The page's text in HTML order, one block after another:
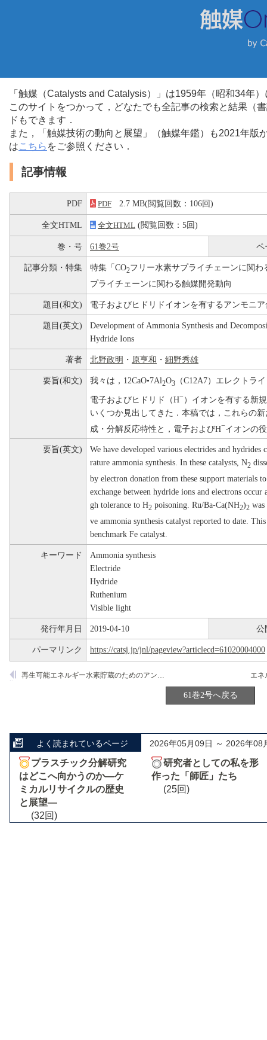
「触媒（Catalysts and Catalysis）」は1959年（昭和34年
このサイトをつかって，どなたでも全記事の検索と結果（
ドもできます．
また，「触媒技術の動向と展望」（触媒年鑑）も2021年
はこちら をご参照ください．
記事情報
PDF PDF 2.7 MB(閲覧回数：106回)
全文HTML 全文HTML (閲覧回数：5回)
巻・号 61巻2号 ペ
記事分類・特集 特集「CO2フリー水素サプライチェーンに関わ
プライチェーンに関わる触媒開発動向
題目(和文) 電子およびヒドリドイオンを有するアンモニ
題目(英文)
Development of Ammonia Synthesis and
Hydride Ions
著者 北野政明 ・ 原亨和 ・ 細野秀雄
要旨(和文) 我々は，12CaO•7Al2O3 （C12A7）エレクトラ
電子およびヒドリド（H− ）イオンを有する新
いくつか見出してきた．本稿では，これらの
成・分解反応特性と，電子およびH−イオンの
要旨(英文)
We have developed various electrides and
rature ammonia synthesis. In these catalysts, N2
by electron donation from these support materials
exchange between hydride ions and electrons
gh tolerance to H2 poisoning. Ru/Ba-Ca(NH2)2
ve ammonia synthesis catalyst reported to date.
benchmark Fe catalyst.
キーワード
Ammonia synthesis
Electride
Hydride
Ruthenium
Visible light
発行年月日 2019-04-10 公
パーマリンク https://catsj.jp/jnl/pageview?articlecd=61020004000
再生可能エネルギー水素貯蔵のためのアンモニア合成触媒
61巻2号へ戻る
よく読まれているページ 2026年05月09日 ～ 2026年08
プラスチック分解研究
はどこへ向かうのか―ケ
ミカルリサイクルの歴史
と展望―
(32回)
研究者としての私を形
作った「師匠」たち
(25回)